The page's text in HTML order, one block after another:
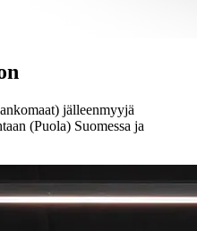
jälleenmyyjä
(Puola) Suomessa ja